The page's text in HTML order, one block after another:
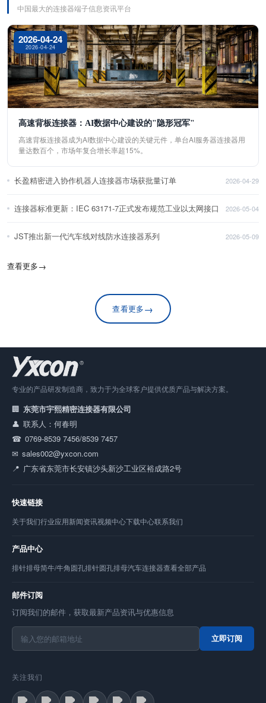
中国最大的连接器端子信息资讯平台
2026-04-24
2026-04-24
高速背板连接器：AI数据中心建设的"隐形冠军"
高速背板连接器成为AI数据中心建设的关键元件，单台AI服务器连接器用
量达数百个，市场年复合增长率超15%。
长盈精密进入协作机器人连接器市场获批量订单 2026-04-29
连接器标准更新：IEC 63171-7正式发布规范工业以太网接口 2026-05-04
JST推出新一代汽车线对线防水连接器系列 2026-05-09
查看更多→
查看更多→
专业的产品研发制造商，致力于为全球客户提供优质产品与解决方案。
东莞市宇熙精密连接器有限公司
联系人：何春明
0769-8539 7456/8539 7457
sales002@yxcon.com
广东省东莞市长安镇沙头新沙工业区裕成路2号
快速链接
关于我们行业应用新闻资讯视频中心下载中心联系我们
产品中心
排针排母简牛/牛角圆孔排针圆孔排母汽车连接器查看全部产品
邮件订阅
订阅我们的邮件，获取最新产品资讯与优惠信息
立即订阅
关注我们